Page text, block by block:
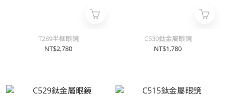
T289半框眼鏡
NT$2,780
C530鈦金屬眼鏡
NT$1,780